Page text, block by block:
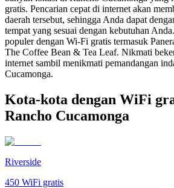
gratis. Pencarian cepat di internet akan
daerah tersebut, sehingga Anda dapat
tempat yang sesuai dengan kebutuhan
populer dengan Wi-Fi gratis termasuk
The Coffee Bean & Tea Leaf. Nikmati
internet sambil menikmati pemandangan
Cucamonga.
Kota-kota dengan WiFi
Rancho Cucamonga
Riverside
450 WiFi gratis